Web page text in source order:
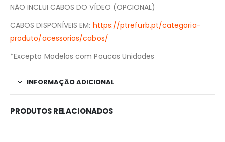
NÃO INCLUI CABOS DO VÍDEO (OPCIONAL)
CABOS DISPONÍVEIS EM: https://ptrefurb.pt/categoria-
produto/acessorios/cabos/
*Excepto Modelos com Poucas Unidades
INFORMAÇÃO ADICIONAL
PRODUTOS RELACIONADOS